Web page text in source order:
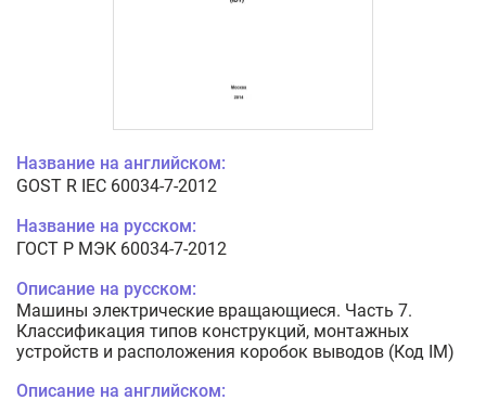
Название на английском:
GOST R IEC 60034-7-2012
Название на русском:
ГОСТ Р МЭК 60034-7-2012
Описание на русском:
Машины электрические вращающиеся. Часть 7.
Классификация типов конструкций, монтажных
устройств и расположения коробок выводов (Код IM)
Описание на английском: